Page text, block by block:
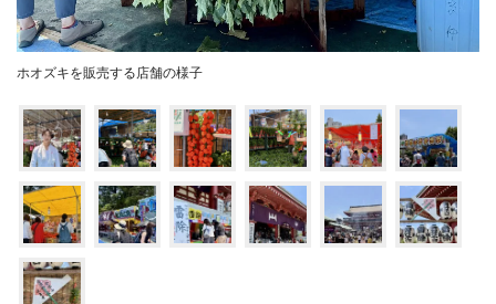
ホオズキを販売する店舗の様子